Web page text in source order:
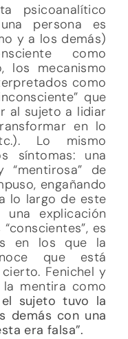
psicoanalítico
persona es
y a los demás)
como
los mecanismo
como
que
al sujeto a lidiar
en lo
Lo mismo
síntomas: una
de
engañando
lo largo de este
explicación
es
en los que la
que está
Fenichel y
la mentira como
sujeto tuvo la
demás con una
era falsa”.